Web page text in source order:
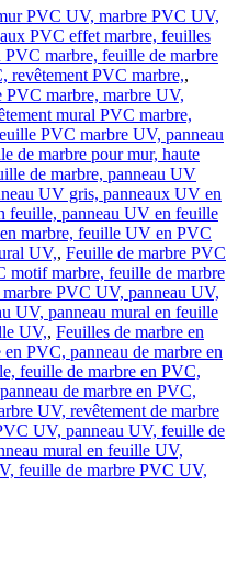
PVC UV, marbre PVC UV,
PVC effet marbre, feuilles
PVC marbre, feuille de marbre
revêtement PVC marbre,,
PVC marbre, marbre UV,
mural PVC marbre,
PVC marbre UV, panneau
de marbre pour mur, haute
de marbre, panneau UV
UV gris, panneaux UV en
feuille, panneau UV en feuille
marbre, feuille UV en PVC
UV,, Feuille de marbre PVC
motif marbre, feuille de marbre
PVC UV, panneau UV,
UV, panneau mural en feuille
UV,, Feuilles de marbre en
PVC, panneau de marbre en
feuille de marbre en PVC,
de marbre en PVC,
UV, revêtement de marbre
UV, panneau UV, feuille de
mural en feuille UV,
feuille de marbre PVC UV,